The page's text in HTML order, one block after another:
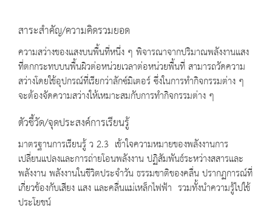
สาระสำคัญ/ความคิดรวมยอด
ความสว่างของแสงบนพื้นที่หนึ่ง ๆ พิจารณาจากปริมาณพลังงานแสง
ที่ตกกระทบบนพื้นผิวต่อหน่วยเวลาต่อหน่วยพื้นที่ สามารถวัดความ
สว่างโดยใช้อุปกรณ์ที่เรียกว่าลักซ์มิเตอร์ ซึ่งในการทำกิจกรรมต่าง ๆ
จะต้องจัดความสว่างให้เหมาะสมกับการทำกิจกรรมต่าง ๆ
ตัวชี้วัด/จุดประสงค์การเรียนรู้
มาตรฐานการเรียนรู้ ว 2.3 เข้าใจความหมายของพลังงานการ
เปลี่ยนแปลงและการถ่ายโอนพลังงาน ปฏิสัมพันธ์ระหว่างสสารและ
พลังงาน พลังงานในชีวิตประจำวัน ธรรมชาติของคลื่น ปรากฏการณ์ที่
เกี่ยวข้องกับเสียง แสง และคลื่นแม่เหล็กไฟฟ้า รวมทั้งนำความรู้ไปใช้
ประโยชน์